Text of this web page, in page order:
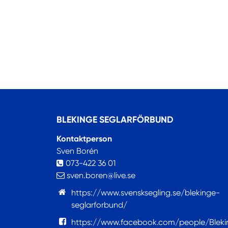
BLEKINGE SEGLARFÖRBUND
Kontaktperson
Sven Borén
073-422 36 01
sven.boren@live.se
https://www.svensksegling.se/blekinge-
seglarforbund/
https://www.facebook.com/people/